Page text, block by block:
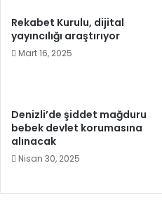
Rekabet Kurulu, dijital
yayıncılığı araştırıyor
Mart 16, 2025
Denizli’de şiddet mağduru
bebek devlet korumasına
alınacak
Nisan 30, 2025